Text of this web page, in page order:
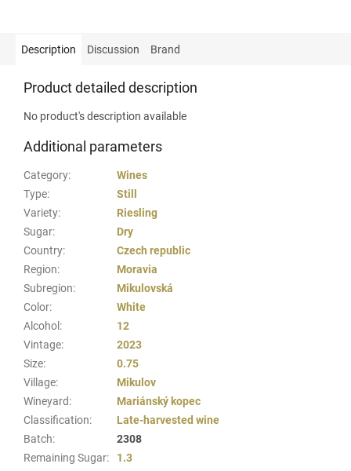
Description Discussion Brand
Product detailed description
No product's description available
Additional parameters
Category:
Wines
Type:
Still
Variety:
Riesling
Sugar:
Dry
Country:
Czech republic
Region:
Moravia
Subregion:
Mikulovská
Color:
White
Alcohol :
12
Vintage:
2023
Size:
0.75
Village:
Mikulov
Wineyard:
Mariánský kopec
Classification:
Late-harvested wine
Batch:
2308
Remaining Sugar:
1.3